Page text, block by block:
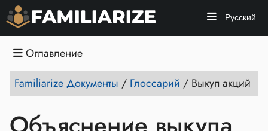
Русский
Оглавление
Familiarize Документы / Глоссарий / Выкуп акций